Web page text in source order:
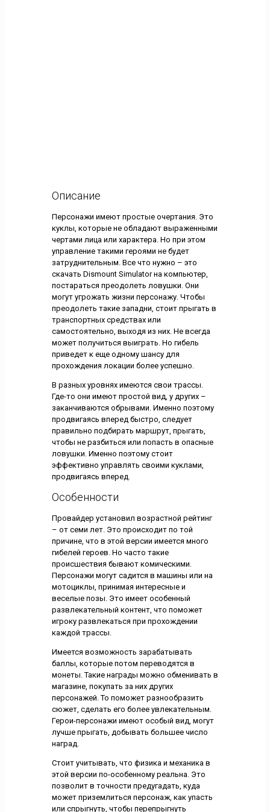
Описание
Персонажи имеют простые очертания. Это
куклы, которые не обладают выраженными
чертами лица или характера. Но при этом
управление такими героями не будет
затруднительным. Все что нужно – это
скачать Dismount Simulator на компьютер,
постараться преодолеть ловушки. Они
могут угрожать жизни персонажу. Чтобы
преодолеть такие западни, стоит прыгать в
транспортных средствах или
самостоятельно, выходя из них. Не всегда
может получиться выиграть. Но гибель
приведет к еще одному шансу для
прохождения локации более успешно.
В разных уровнях имеются свои трассы.
Где-то они имеют простой вид, у других –
заканчиваются обрывами. Именно поэтому
продвигаясь вперед быстро, следует
правильно подбирать маршрут, прыгать,
чтобы не разбиться или попасть в опасные
ловушки. Именно поэтому стоит
эффективно управлять своими куклами,
продвигаясь вперед.
Особенности
Провайдер установил возрастной рейтинг
– от семи лет. Это происходит по той
причине, что в этой версии имеется много
гибелей героев. Но часто такие
происшествия бывают комическими.
Персонажи могут садится в машины или на
мотоциклы, принимая интересные и
веселые позы. Это имеет особенный
развлекательный контент, что поможет
игроку развлекаться при прохождении
каждой трассы.
Имеется возможность зарабатывать
баллы, которые потом переводятся в
монеты. Такие награды можно обменивать в
магазине, покупать за них других
персонажей. То поможет разнообразить
сюжет, сделать его более увлекательным.
Герои-персонажи имеют особый вид, могут
лучше прыгать, добывать большее число
наград.
Стоит учитывать, что физика и механика в
этой версии по-особенному реальна. Это
позволит в точности предугадать, куда
может приземлиться персонаж, как упасть
или спрыгнуть, чтобы перепрыгнуть